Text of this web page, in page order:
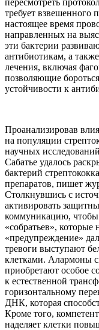
требует взвешенного
настоящее время
направленных на
эти бактерии
антибиотикам, а
лечения, включая
позволяющие
устойчивости к
Проанализировав
на популяции
научных
Сабатье удалось
бактерий
препаратов, пишет
Столкнувшись с
активировать
коммуникацию, чтобы
«собратьев»,
«предупреждение»
тревоги выступают
клетками. Алармоны
приобретают особое
к естественной
горизонтальному
ДНК, которая
Кроме того,
наделяет клетки